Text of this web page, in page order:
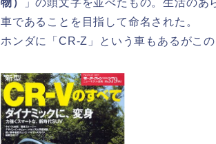
物）
」の頭文字を並べたもの。生活の
車であることを目指して命名された。
ホンダに「CR-Z」という車もあるがこ